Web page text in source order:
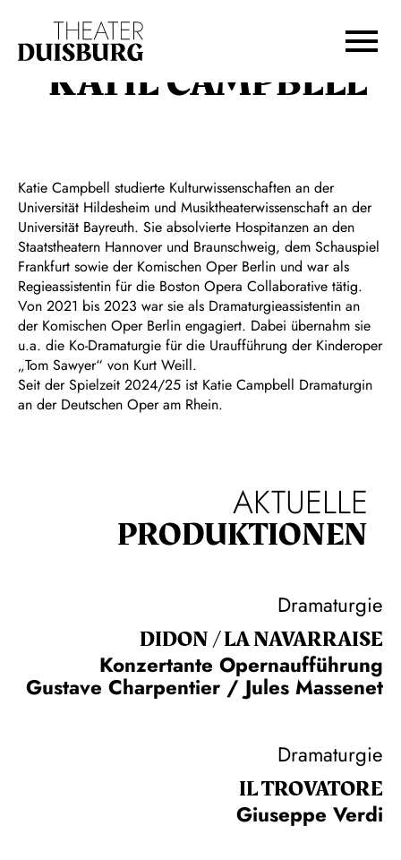
Zur Hauptnavigation springen
Zum Footer springen
KATIE CAMPBELL
Katie Campbell studierte Kulturwissenschaften an der
Universität Hildesheim und Musiktheaterwissenschaft an der
Universität Bayreuth. Sie absolvierte Hospitanzen an den
Staatstheatern Hannover und Braunschweig, dem Schauspiel
Frankfurt sowie der Komischen Oper Berlin und war als
Regieassistentin für die Boston Opera Collaborative tätig.
Von 2021 bis 2023 war sie als Dramaturgieassistentin an
der Komischen Oper Berlin engagiert. Dabei übernahm sie
u.a. die Ko-Dramaturgie für die Uraufführung der Kinderoper
„Tom Sawyer“ von Kurt Weill.
Seit der Spielzeit 2024/25 ist Katie Campbell Dramaturgin
an der Deutschen Oper am Rhein.
AKTUELLE
PRODUKTIONEN
Dramaturgie
DIDON / LA NAVAR­RAISE
Konzertante Opernaufführung
Gustave Charpentier / Jules Massenet
Dramaturgie
IL TROVA­TORE
Giuseppe Verdi